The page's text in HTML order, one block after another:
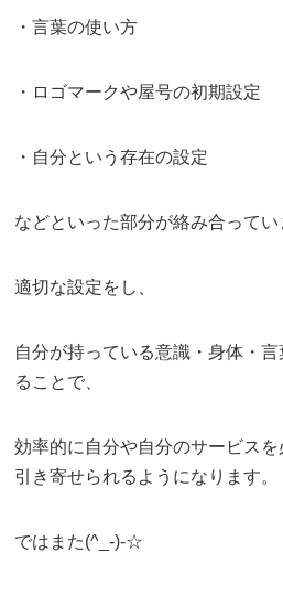
・言葉の使い方
・ロゴマークや屋号の初期設定
・自分という存在の設定
などといった部分が絡み合ってい
適切な設定をし、
自分が持っている意識・身体・
ることで、
効率的に自分や自分のサービス
引き寄せられるようになります。
ではまた(^_-)-☆